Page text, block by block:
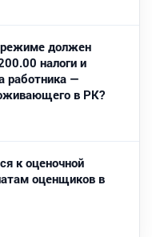
должен
налоги и
работника —
в РК?
к оценочной
оценщиков в